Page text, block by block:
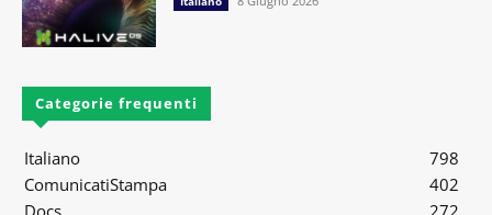
Categorie frequenti
Italiano
798
ComunicatiStampa
402
Docs
272